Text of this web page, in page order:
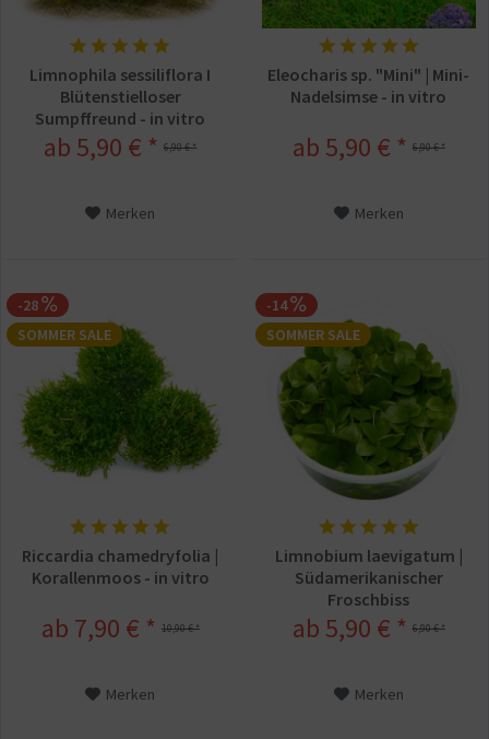
Limnophila sessiliflora I
Blütenstielloser
Sumpffreund - in vitro
6,90 € *
ab 5,90 € *
Merken
Eleocharis sp. "Mini" | Mini-
Nadelsimse - in vitro
6,90 € *
ab 5,90 € *
Merken
-28
SOMMER SALE
Riccardia chamedryfolia |
Korallenmoos - in vitro
10,90 € *
ab 7,90 € *
Merken
-14
SOMMER SALE
Limnobium laevigatum |
Südamerikanischer
Froschbiss
6,90 € *
ab 5,90 € *
Merken